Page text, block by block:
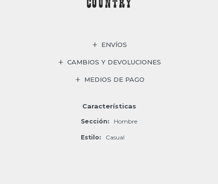
ENVÍOS
CAMBIOS Y DEVOLUCIONES
MEDIOS DE PAGO
Características
Sección Hombre
Estilo Casual